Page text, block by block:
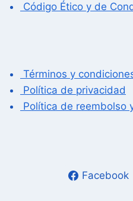
Código Ético y de
Términos y
Política de privacidad
Política de reembolso
Facebook